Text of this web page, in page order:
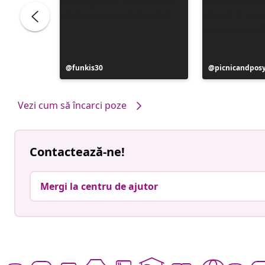
Postare
publicată
funkis30
Postare
publicată
Vezi cum să încarci poze
Contactează-ne!
Mergi la centru de ajutor